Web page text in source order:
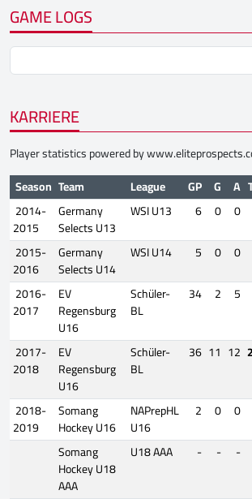
GAME LOGS
KARRIERE
Player statistics powered by
Season Team League GP G A
2014-
2015
Germany
Selects U13
WSI U13 6 0 0
2015-
2016
Germany
Selects U14
WSI U14 5 0 0
2016-
2017
EV
Regensburg
U16
Schüler-
BL
34 2 5
2017-
2018
EV
Regensburg
U16
Schüler-
BL
36 11 12
2018-
2019
Somang
Hockey U16
NAPrepHL
U16
2 0 0
Somang
Hockey U18
AAA
U18 AAA - - -